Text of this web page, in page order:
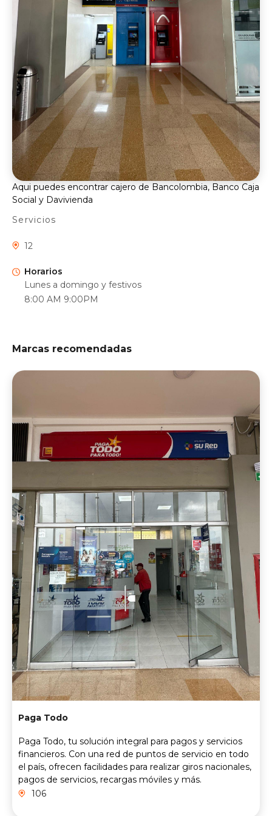
Servicios
Aqui puedes encontrar cajero de Bancolombia, Banco Caja
Social y Davivienda
12
Horarios
Lunes a domingo y festivos
8:00 AM 9:00PM
Marcas recomendadas
Paga Todo
Paga Todo, tu solución integral para pagos y servicios
financieros. Con una red de puntos de servicio en todo
el país, ofrecen facilidades para realizar giros nacionales,
pagos de servicios, recargas móviles y más.
106